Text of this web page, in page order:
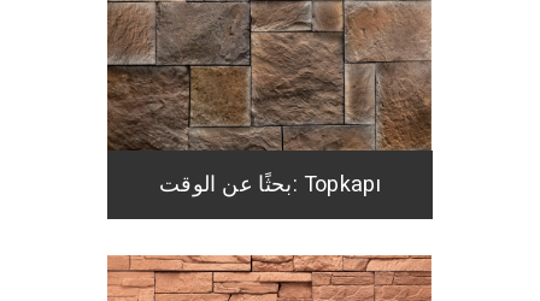
بحثًا عن الوقت: Topkapı